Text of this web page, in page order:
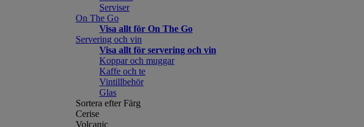
Serviser
On The Go
Visa allt för On The Go
Servering och vin
Visa allt för servering och vin
Koppar och muggar
Kaffe och te
Vintillbehör
Glas
Sortera efter Färg
Cerise
Volcanic